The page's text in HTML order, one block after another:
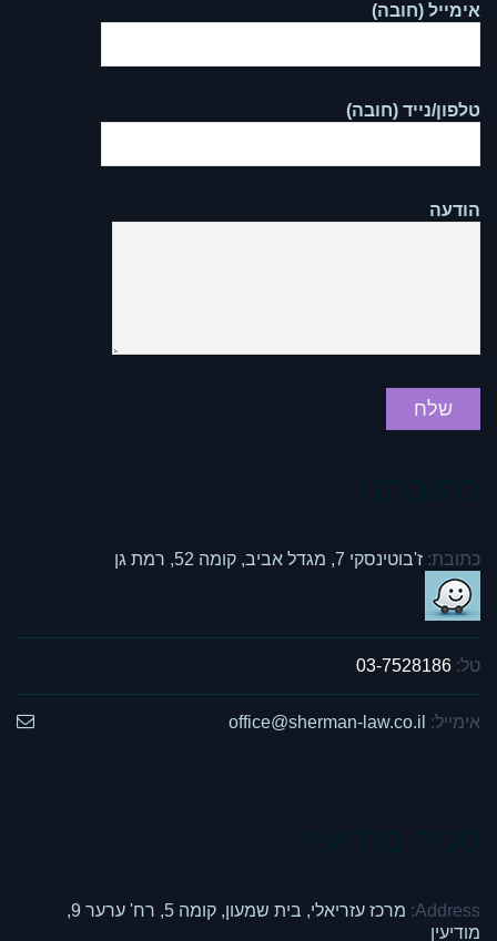
אימייל (חובה)
טלפון/נייד (חובה)
הודעה
כתובת: ז'בוטינסקי 7, מגדל אביב, קומה 52, רמת גן
טל: 03-7528186
אימייל: office@sherman-law.co.il
Address:
מרכז עזריאלי, בית שמעון, קומה 5, רח' ערער 9,
מודיעין